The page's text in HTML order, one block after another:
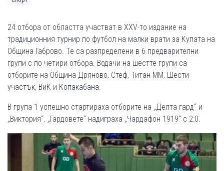
24 отбора от областта участват в ХХV-то издание на
традиционния турнир по футбол на малки врати за Купата на
Община Габрово. Те са разпределени в 6 предварителни
групи с по четири отбора. Водачи на шестте групи са
отборите на Община Дряново, Стеф, Титан ММ, Шести
участък, ВиК и Копакабана.
В група 1 успешно стартираха отборите на „Делта гард“ и
„Виктория“. „Гардовете“ надиграха „Чардафон 1919“ с 2:0.